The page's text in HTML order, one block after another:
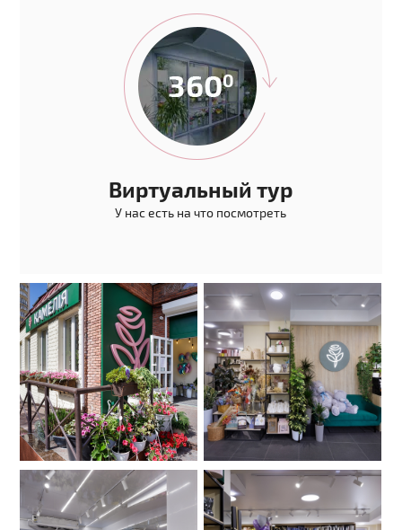
Виртуальный тур
У нас есть на что посмотреть